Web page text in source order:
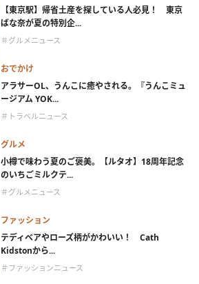
【東京駅】帰省土産を探している人必見！ 東京
ばな奈が夏の特別企...
＃グルメニュース
おでかけ
アラサーOL、うんこに癒やされる。『うんこミュ
ージアム YOK...
＃トラベルニュース
グルメ
小樽で味わう夏のご褒美。【ルタオ】18周年記念
のいちごミルクテ...
＃グルメニュース
ファッション
テディベアやローズ柄がかわいい！ Cath
Kidstonから...
＃ファッションニュース